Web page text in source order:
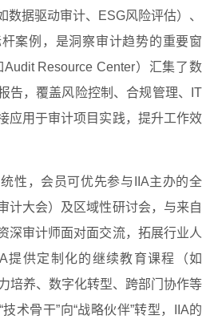
数据驱动审计、ESG风险评估）、
案例，是洞察审计趋势的重要窗
Resource Center）汇集了数
告，覆盖风险控制、合规管理、IT
应用于审计项目实践，提升工作效
性，会员可优先参与IIA主办的全
计大会）及区域性研讨会，与来自
深审计师面对面交流，拓展行业人
提供定制化的继续教育课程（如
培养、数字化转型、跨部门协作等
术骨干”向“战略伙伴”转型，IIA的